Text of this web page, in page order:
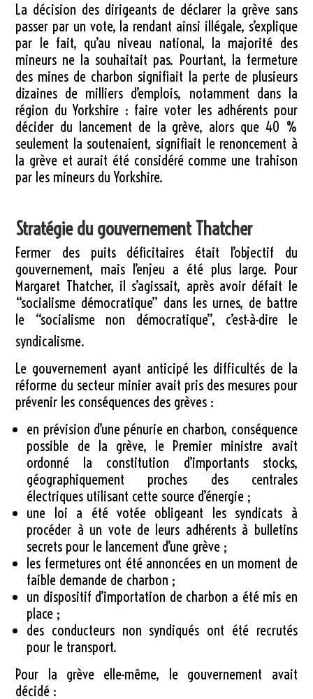
La décision des dirigeants de déclarer la grève sans
passer par un vote, la rendant ainsi illégale, s’explique
par le fait, qu’au niveau national, la majorité des
mineurs ne la souhaitait pas. Pourtant, la fermeture
des mines de charbon signifiait la perte de plusieurs
dizaines de milliers d’emplois, notamment dans la
région du Yorkshire : faire voter les adhérents pour
décider du lancement de la grève, alors que 40 %
seulement la soutenaient, signifiait le renoncement à
la grève et aurait été considéré comme une trahison
par les mineurs du Yorkshire.
Stratégie du gouvernement Thatcher
Fermer des puits déficitaires était l’objectif du
gouvernement, mais l’enjeu a été plus large. Pour
Margaret Thatcher, il s’agissait, après avoir défait le
“socialisme démocratique” dans les urnes, de battre
le “socialisme non démocratique”, c’est-à-dire le
syndicalisme.
Le gouvernement ayant anticipé les difficultés de la
réforme du secteur minier avait pris des mesures pour
prévenir les conséquences des grèves :
en prévision d’une pénurie en charbon, conséquence
possible de la grève, le Premier ministre avait
ordonné la constitution d’importants stocks,
géographiquement proches des centrales
électriques utilisant cette source d’énergie ;
une loi a été votée obligeant les syndicats à
procéder à un vote de leurs adhérents à bulletins
secrets pour le lancement d’une grève ;
les fermetures ont été annoncées en un moment de
faible demande de charbon ;
un dispositif d’importation de charbon a été mis en
place ;
des conducteurs non syndiqués ont été recrutés
pour le transport.
Pour la grève elle-même, le gouvernement avait
décidé :